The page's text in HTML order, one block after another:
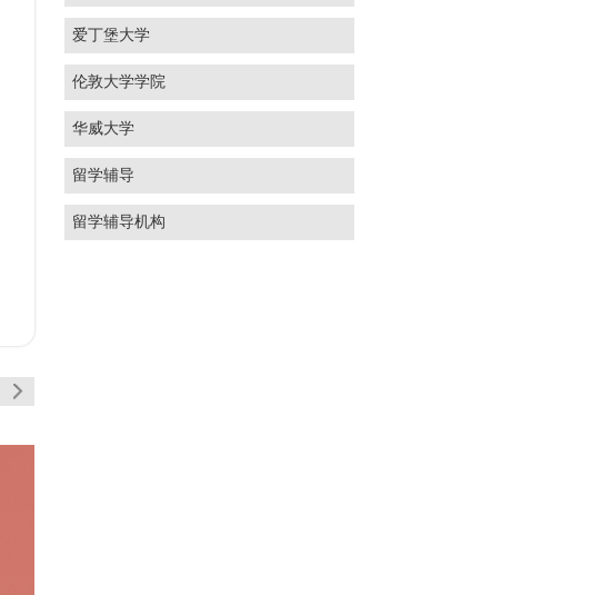
爱丁堡大学
伦敦大学学院
华威大学
留学辅导
留学辅导机构